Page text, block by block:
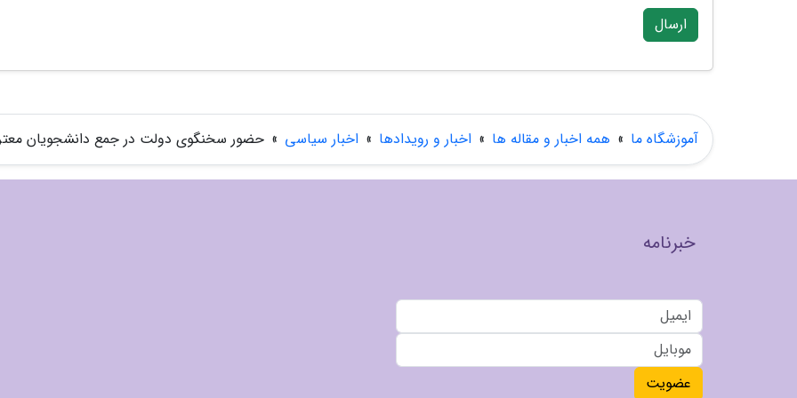
ارسال
آموزشگاه ما » همه اخبار و مقاله ها » اخبار و رویدادها » اخبار سیاسی » حضور سخنگوی دولت در جمع دانشجویان
خبرنامه
عضویت